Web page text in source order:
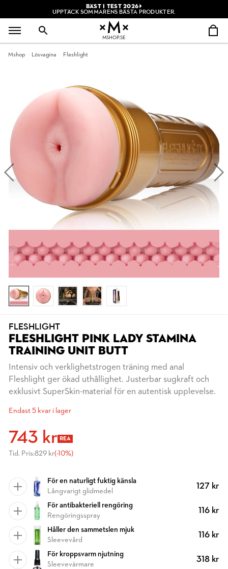
BÄST I TEST 2026
UPPTÄCK SOMMARENS BÄSTA PRODUKTER.
MSHOP.SE
Mshop Lösvagina Fleshlight
FLESHLIGHT
FLESHLIGHT PINK LADY STAMINA
TRAINING UNIT BUTT
Intensiv och verklighetstrogen träning med anal
Fleshlight ger ökad uthållighet. Justerbar sugkraft och
exklusivt SuperSkin-material för en autentisk upplevelse.
Endast 5 kvar i lager
743 kr REA
Tid. Pris:829 kr(-10%)
För en naturligt fuktig känsla
Långvarigt glidmedel
127 kr
För antibakteriell rengöring
Rengöringsspray
116 kr
Håller den sammetslen mjuk
Sleevevård
116 kr
För kroppsvarm njutning
Sleevevärmare
318 kr